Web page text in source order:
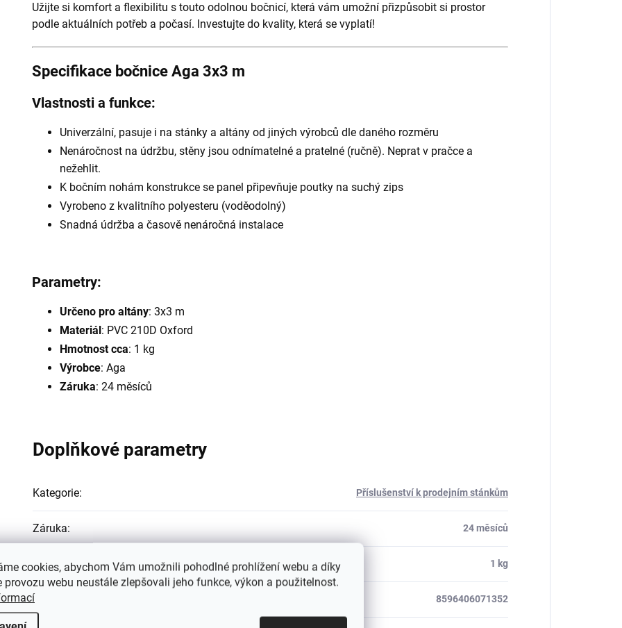
cookies, abychom Vám umožnili pohodlné prohlížení webu a díky
provozu webu neustále zlepšovali jeho funkce, výkon a použitelnost.
Užijte si komfort a flexibilitu s touto odolnou bočnicí, která vám umožní přizpůsobit si prostor
podle aktuálních potřeb a počasí. Investujte do kvality, která se vyplatí!
Specifikace bočnice Aga 3x3 m
Vlastnosti a funkce:
Univerzální, pasuje i na stánky a altány od jiných výrobců dle daného rozměru
Nenáročnost na údržbu, stěny jsou odnímatelné a pratelné (ručně). Neprat v pračce a
nežehlit.
K bočním nohám konstrukce se panel připevňuje poutky na suchý zips
Vyrobeno z kvalitního polyesteru (voděodolný)
Snadná údržba a časově nenáročná instalace
Parametry:
Určeno pro altány: 3x3 m
Materiál: PVC 210D Oxford
Hmotnost cca: 1 kg
Výrobce: Aga
Záruka: 24 měsíců
Doplňkové parametry
Kategorie: Příslušenství k prodejním stánkům
Záruka: 24 měsíců
Hmotnost: 1 kg
EAN 8596406071352